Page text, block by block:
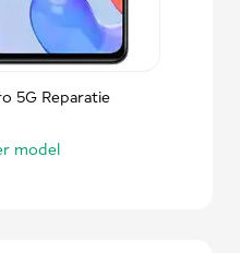
5G Reparatie
model